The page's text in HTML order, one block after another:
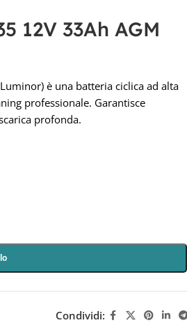
12V 33Ah AGM
è una batteria ciclica ad alta
professionale. Garantisce
profonda.
Condividi: